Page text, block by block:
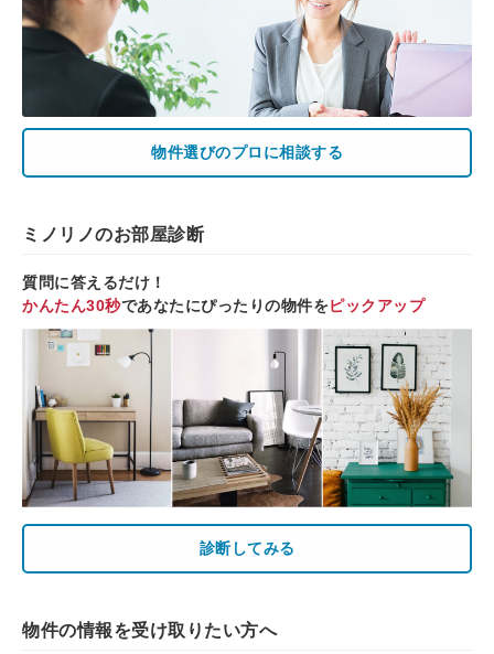
物件選びのプロに相談する
ミノリノのお部屋診断
質問に答えるだけ！
かんたん30秒であなたにぴったりの物件をピックアップ
診断してみる
物件の情報を受け取りたい方へ